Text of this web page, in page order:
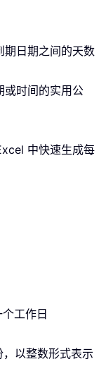
日期之间的天数
或时间的实用公
中快速生成每
工作日
以整数形式表示